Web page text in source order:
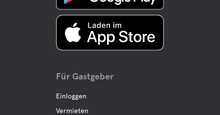
A La Carte
PfützeFür Gastgeber
Einloggen
Vermieten